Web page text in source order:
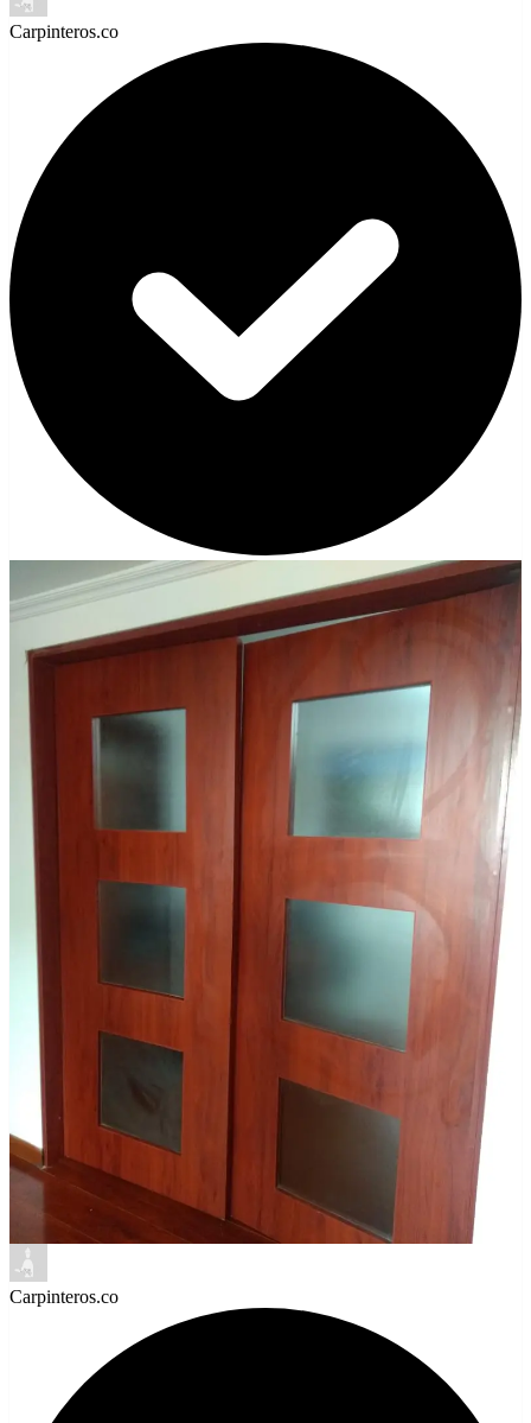
Carpinteros.co
Carpinteros.co